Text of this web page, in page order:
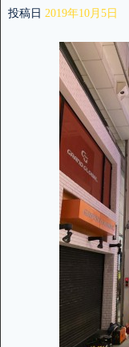
投稿日 2019年10月5日